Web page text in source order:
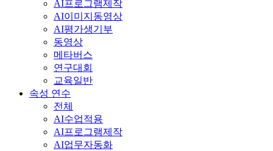
AI프로그램제작
AI이미지동영상
AI평가생기부
동영상
메타버스
연구대회
교육일반
속성 연수
전체
AI수업적용
AI프로그램제작
AI업무자동화